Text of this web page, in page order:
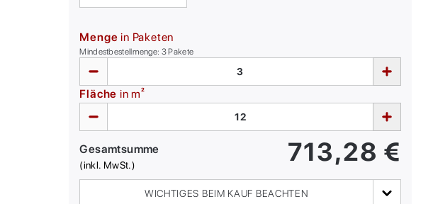
Menge in Paketen
Mindestbestellmenge: 3Pakete
Fläche in m²
Gesamtsumme
(inkl. MwSt.) 713,28 €
WICHTIGES BEIM KAUF BEACHTEN